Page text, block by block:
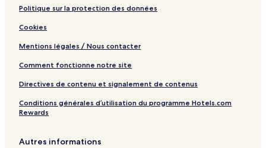
Politique sur la protection des données
Cookies
Mentions légales / Nous contacter
Comment fonctionne notre site
Directives de contenu et signalement de contenus
Conditions générales d’utilisation du programme Hotels.com
Rewards
Autres informations